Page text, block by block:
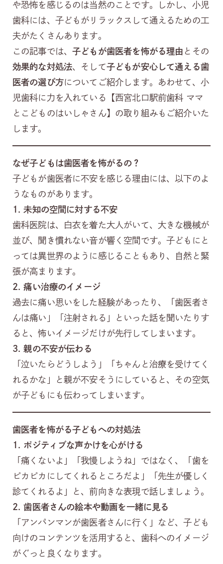
や恐怖を感じるのは当然のことです。しかし、小児
歯科には、子どもがリラックスして通えるための工
夫がたくさんあります。
この記事では、子どもが歯医者を怖がる理由 とその
効果的な対処法、そして子どもが安心して通える歯
医者の選び方についてご紹介します。あわせて、小
児歯科に力を入れている【西宮北口駅前歯科 ママ
とこどものはいしゃさん】の取り組みもご紹介いた
します。
なぜ子どもは歯医者を怖がるの？
子どもが歯医者に不安を感じる理由には、以下のよ
うなものがあります。
1.未知の空間に対する不安
歯科医院は、白衣を着た大人がいて、大きな機械が
並び、聞き慣れない音が響く空間です。子どもにと
っては異世界のように感じることもあり、自然と緊
張が高まります。
2.痛い治療のイメージ
過去に痛い思いをした経験があったり、「歯医者さ
んは痛い」「注射される」といった話を聞いたりす
ると、怖いイメージだけが先行してしまいます。
3.親の不安が伝わる
「泣いたらどうしよう」「ちゃんと治療を受けてく
れるかな」と親が不安そうにしていると、その空気
が子どもにも伝わってしまいます。
歯医者を怖がる子どもへの対処法
1. ポジティブな声かけを心がける
「痛くないよ」「我慢しようね」ではなく、「歯を
ピカピカにしてくれるところだよ」「先生が優しく
診てくれるよ」と、前向きな表現で話しましょう。
2.歯医者さんの絵本や動画を一緒に見る
「アンパンマンが歯医者さんに行く」など、子ども
向けのコンテンツを活用すると、歯科へのイメージ
がぐっと良くなります。